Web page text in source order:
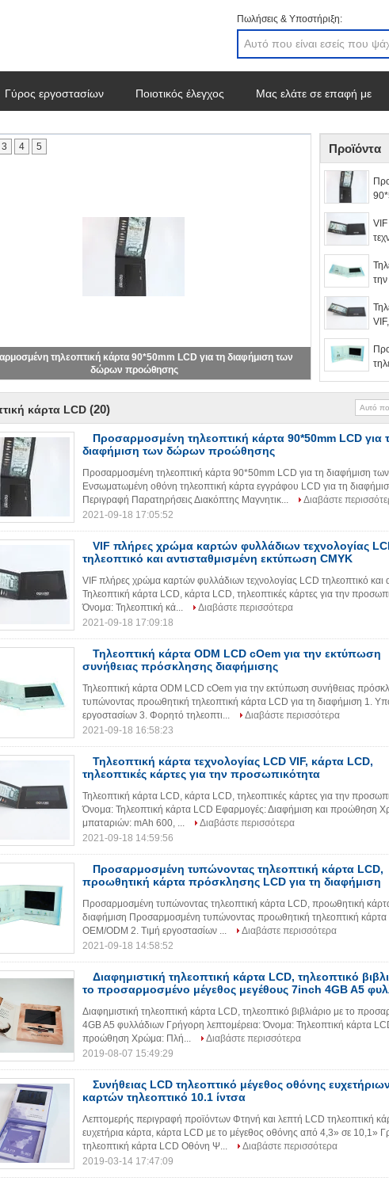
Πωλήσεις & Υποστήριξη:
Γύρος εργοστασίων Ποιοτικός έλεγχος Μας ελάτε σε επαφή με
τηλεοπτική κάρτα 90*50mm LCD για τη διαφήμιση των
δώρων προώθησης
3 4 5 Προϊόντα
κάρτα LCD (20)
Προσαρμοσμένη τηλεοπτική κάρτα 90*50mm LCD για
διαφήμιση των δώρων προώθησης
Προσαρμοσμένη τηλεοπτική κάρτα 90*50mm LCD για τη διαφήμιση
Ενσωματωμένη οθόνη τηλεοπτική κάρτα εγγράφου LCD για τη
Περιγραφή Παρατηρήσεις Διακόπτης Μαγνητικ...
Διαβάστε
2021-09-18 17:05:52
VIF πλήρες χρώμα καρτών φυλλάδιων τεχνολογίας
τηλεοπτικό και αντισταθμισμένη εκτύπωση CMYK
VIF πλήρες χρώμα καρτών φυλλάδιων τεχνολογίας LCD τηλεοπτικό και
Τηλεοπτική κάρτα LCD, κάρτα LCD, τηλεοπτικές κάρτες για την
Όνομα: Τηλεοπτική κά...
Διαβάστε περισσότερα
2021-09-18 17:09:18
Τηλεοπτική κάρτα ODM LCD cOem για την εκτύπωση
συνήθειας πρόσκλησης διαφήμισης
Τηλεοπτική κάρτα ODM LCD cOem για την εκτύπωση συνήθειας
τυπώνοντας προωθητική τηλεοπτική κάρτα LCD για τη διαφήμιση 1.
εργοστασίων 3. Φορητό τηλεοπτι...
Διαβάστε περισσότερα
2021-09-18 16:58:23
Τηλεοπτική κάρτα τεχνολογίας LCD VIF, κάρτα LCD,
τηλεοπτικές κάρτες για την προσωπικότητα
Τηλεοπτική κάρτα LCD, κάρτα LCD, τηλεοπτικές κάρτες για την
Όνομα: Τηλεοπτική κάρτα LCD Εφαρμογές: Διαφήμιση και προώθηση
μπαταριών: mAh 600, ...
Διαβάστε περισσότερα
2021-09-18 14:59:56
Προσαρμοσμένη τυπώνοντας τηλεοπτική κάρτα LCD,
προωθητική κάρτα πρόσκλησης LCD για τη διαφήμιση
Προσαρμοσμένη τυπώνοντας τηλεοπτική κάρτα LCD, προωθητική
διαφήμιση Προσαρμοσμένη τυπώνοντας προωθητική τηλεοπτική
OEM/ODM 2. Τιμή εργοστασίων ...
Διαβάστε περισσότερα
2021-09-18 14:58:52
Διαφημιστική τηλεοπτική κάρτα LCD, τηλεοπτικό
το προσαρμοσμένο μέγεθος μεγέθους 7inch 4GB A5
Διαφημιστική τηλεοπτική κάρτα LCD, τηλεοπτικό βιβλιάριο με το
4GB A5 φυλλάδιων Γρήγορη λεπτομέρεια: Όνομα: Τηλεοπτική κάρτα
προώθηση Χρώμα: Πλή...
Διαβάστε περισσότερα
2019-08-07 15:49:29
Συνήθειας LCD τηλεοπτικό μέγεθος οθόνης
καρτών τηλεοπτικό 10.1 ίντσα
Λεπτομερής περιγραφή προϊόντων Φτηνή και λεπτή LCD τηλεοπτική
ευχετήρια κάρτα, κάρτα LCD με το μέγεθος οθόνης από 4,3» σε 10,1»
τηλεοπτική κάρτα LCD Οθόνη Ψ...
Διαβάστε περισσότερα
2019-03-14 17:47:09